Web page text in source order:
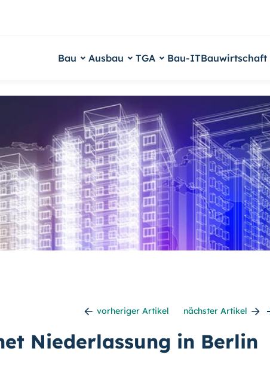
Bau Ausbau TGA Bau-ITBauwirtschaft
vorheriger Artikel nächster Artikel
Niederlassung in Berlin